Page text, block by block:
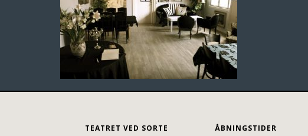
TEATRET VED SORTE
ÅBNINGSTIDER